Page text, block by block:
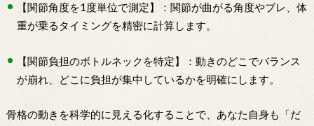
【関節角度を1度単位で測定】：関節が曲がる角度やブレ、体
重が乗るタイミングを精密に計算します。
【関節負担のボトルネックを特定】：動きのどこでバランス
が崩れ、どこに負担が集中しているかを明確にします。
骨格の動きを科学的に見える化することで、あなた自身も「だ